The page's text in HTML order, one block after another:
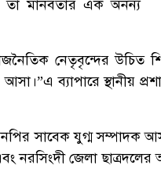
তা মানবতার এক অনন্য
নেতৃবৃন্দের
আসা।”এ ব্যাপারে স্থানীয়
সাবেক যুগ্ম সম্পাদক
নরসিংদী জেলা